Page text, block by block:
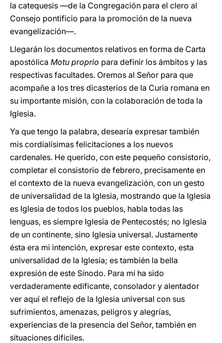
la catequesis —de la Congregación para el clero al
Consejo pontificio para la promoción de la nueva
evangelización—.
Llegarán los documentos relativos en forma de Carta
apostólica Motu proprio para definir los ámbitos y las
respectivas facultades. Oremos al Señor para que
acompañe a los tres dicasterios de la Curia romana en
su importante misión, con la colaboración de toda la
Iglesia.
Ya que tengo la palabra, desearía expresar también
mis cordialísimas felicitaciones a los nuevos
cardenales. He querido, con este pequeño consistorio,
completar el consistorio de febrero, precisamente en
el contexto de la nueva evangelización, con un gesto
de universalidad de la Iglesia, mostrando que la Iglesia
es Iglesia de todos los pueblos, habla todas las
lenguas, es siempre Iglesia de Pentecostés; no Iglesia
de un continente, sino Iglesia universal. Justamente
ésta era mi intención, expresar este contexto, esta
universalidad de la Iglesia; es también la bella
expresión de este Sínodo. Para mí ha sido
verdaderamente edificante, consolador y alentador
ver aquí el reflejo de la Iglesia universal con sus
sufrimientos, amenazas, peligros y alegrías,
experiencias de la presencia del Señor, también en
situaciones difíciles.